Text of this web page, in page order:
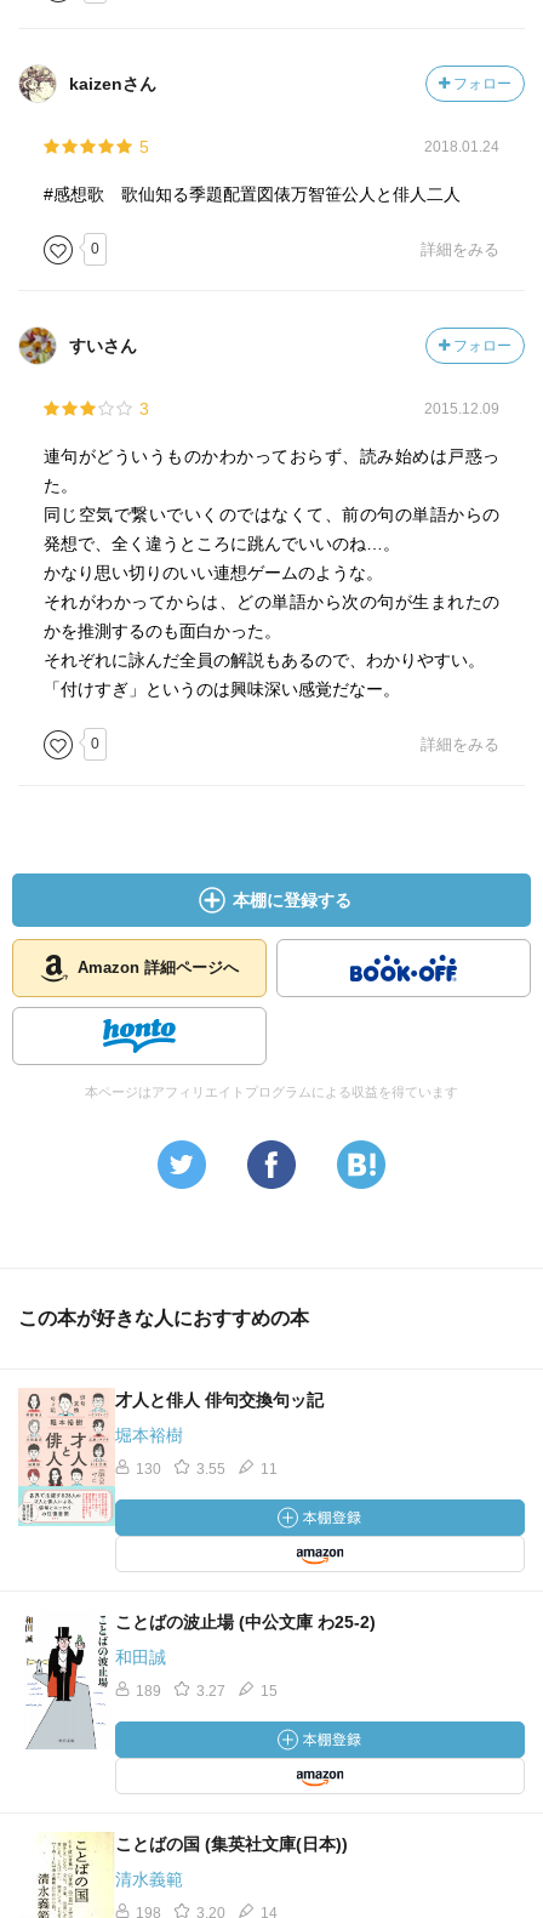
界なのだと思う。一方で、『連句日和』座談会では「僕ど
すよね～」「しちゃったなら仕方ないね～（笑）」という
和やかな一場面もあり、座の空気によってスタイルは無限
kaizenさん フォロー
5 2018.01.24
#感想歌 歌仙知る季題配置図俵万智笹公人と俳人二人
0 詳細をみる
すいさん フォロー
3 2015.12.09
連句がどういうものかわかっておらず、読み始めは戸惑っ
た。
同じ空気で繋いでいくのではなくて、前の句の単語からの
発想で、全く違うところに跳んでいいのね…。
かなり思い切りのいい連想ゲームのような。
それがわかってからは、どの単語から次の句が生まれたの
かを推測するのも面白かった。
それぞれに詠んだ全員の解説もあるので、わかりやすい。
「付けすぎ」というのは興味深い感覚だなー。
0 詳細をみる
本棚に登録する
Amazon 詳細ページへ
本ページはアフィリエイトプログラムによる収益を得ています
この本が好きな人におすすめの本
才人と俳人 俳句交換句ッ記
堀本裕樹
130 3.55 11
ことばの波止場 (中公文庫 わ25-2)
和田誠
189 3.27 15
ことばの国 (集英社文庫(日本))
清水義範
198 3.20 14